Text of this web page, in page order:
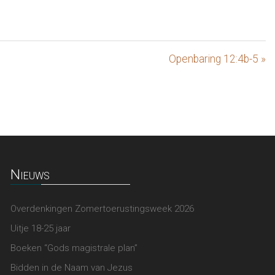
Openbaring 12:4b-5 »
Nieuws
Overdenkingen Zomertoerustingsweek 2026
Uitje 18-25 jaar
Boeken “Gods magistrale plan”
Bidden in de Naam van Jezus